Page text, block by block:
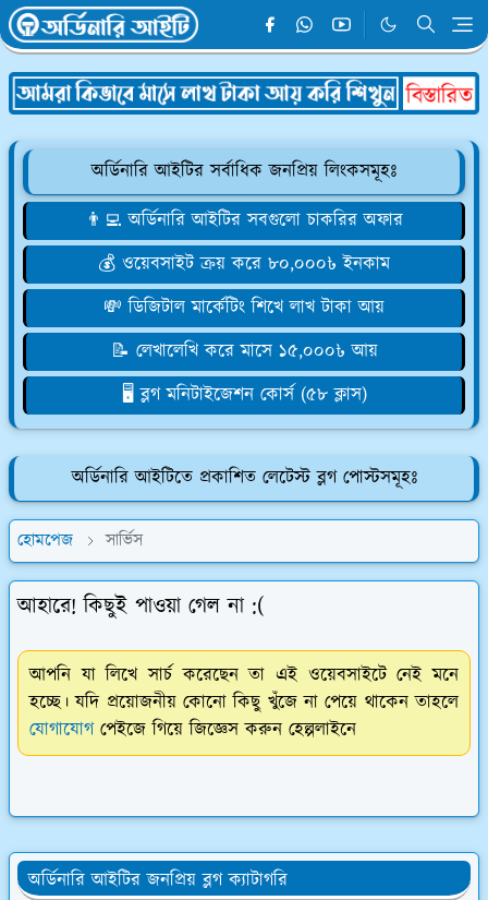
অর্ডিনারি আইটির সর্বাধিক জনপ্রিয় লিংকসমূহঃ
👨‍💻 অর্ডিনারি আইটির সবগুলো চাকরির অফার
💰 ওয়েবসাইট ক্রয় করে ৮০,০০০৳ ইনকাম
💸 ডিজিটাল মার্কেটিং শিখে লাখ টাকা আয়
📝 লেখালেখি করে মাসে ১৫,০০০৳ আয়
🖥️ ব্লগ মনিটাইজেশন কোর্স (৫৮ ক্লাস)
অর্ডিনারি আইটিতে প্রকাশিত লেটেস্ট ব্লগ পোস্টসমূহঃ
হোমপেজ সার্ভিস
আহারে! কিছুই পাওয়া গেল না :(
আপনি যা লিখে সার্চ করেছেন তা এই ওয়েবসাইটে নেই মনে
হচ্ছে। যদি প্রয়োজনীয় কোনো কিছু খুঁজে না পেয়ে থাকেন তাহলে
যোগাযোগপেইজে গিয়ে জিজ্ঞেস করুন হেল্পলাইনে
অর্ডিনারি আইটির জনপ্রিয় ব্লগ ক্যাটাগরি